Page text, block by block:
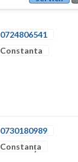
0724806541
Constanta
0730180989
Constanța